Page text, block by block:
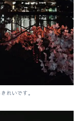
れいです。